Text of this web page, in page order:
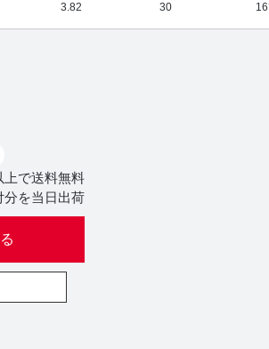
3.82 30
上で送料無料
分を当日出荷